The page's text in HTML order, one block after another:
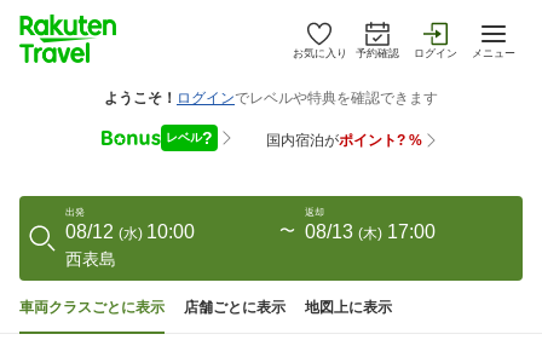
お気に入り 予約確認 ログイン メニュー
出発
08/12 (水) 10:00 〜
返却
08/13 (木) 17:00
西表島
車両クラスごとに表示 店舗ごとに表示 地図上に表示